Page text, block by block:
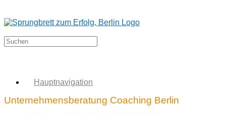
Hauptnavigation
Unternehmensberatung Coaching Berlin